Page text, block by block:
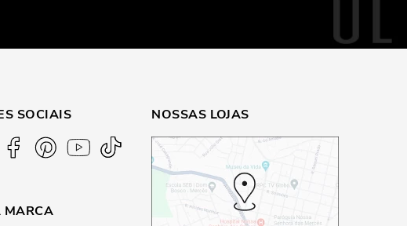
SOCIAIS
MARCA
NOSSAS LOJAS